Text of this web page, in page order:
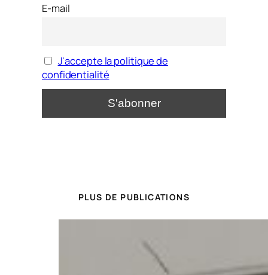
E-mail
J'accepte la politique de
confidentialité
PLUS DE PUBLICATIONS